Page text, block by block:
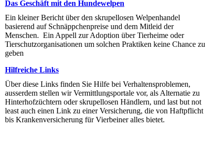
Das Geschäft mit den Hundewelpen
Ein kleiner Bericht über den skrupellosen Welpenhandel
basierend auf Schnäppchenpreise und dem Mitleid der
Menschen. Ein Appell zur Adoption über Tierheime oder
Tierschutzorganisationen um solchen Praktiken keine Chance zu
geben
Hilfreiche Links
Über diese Links finden Sie Hilfe bei Verhaltensproblemen,
ausserdem stellen wir Vermittlungsportale vor, als Alternatie zu
Hinterhofzüchtern oder skrupellosen Händlern, und last but not
least auch einen Link zu einer Versicherung, die von Haftpflicht
bis Krankenversicherung für Vierbeiner alles bietet.